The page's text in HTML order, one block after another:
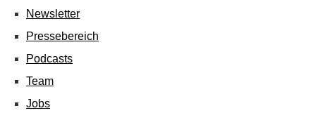
Newsletter
Pressebereich
Podcasts
Team
Jobs